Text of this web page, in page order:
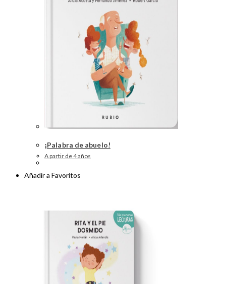
¡Palabra de abuelo!
A partir de 4 años
Añadir a Favoritos